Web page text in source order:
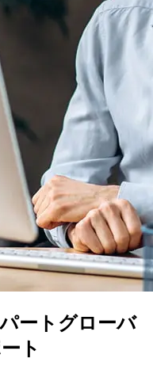
ートグローバ
ト